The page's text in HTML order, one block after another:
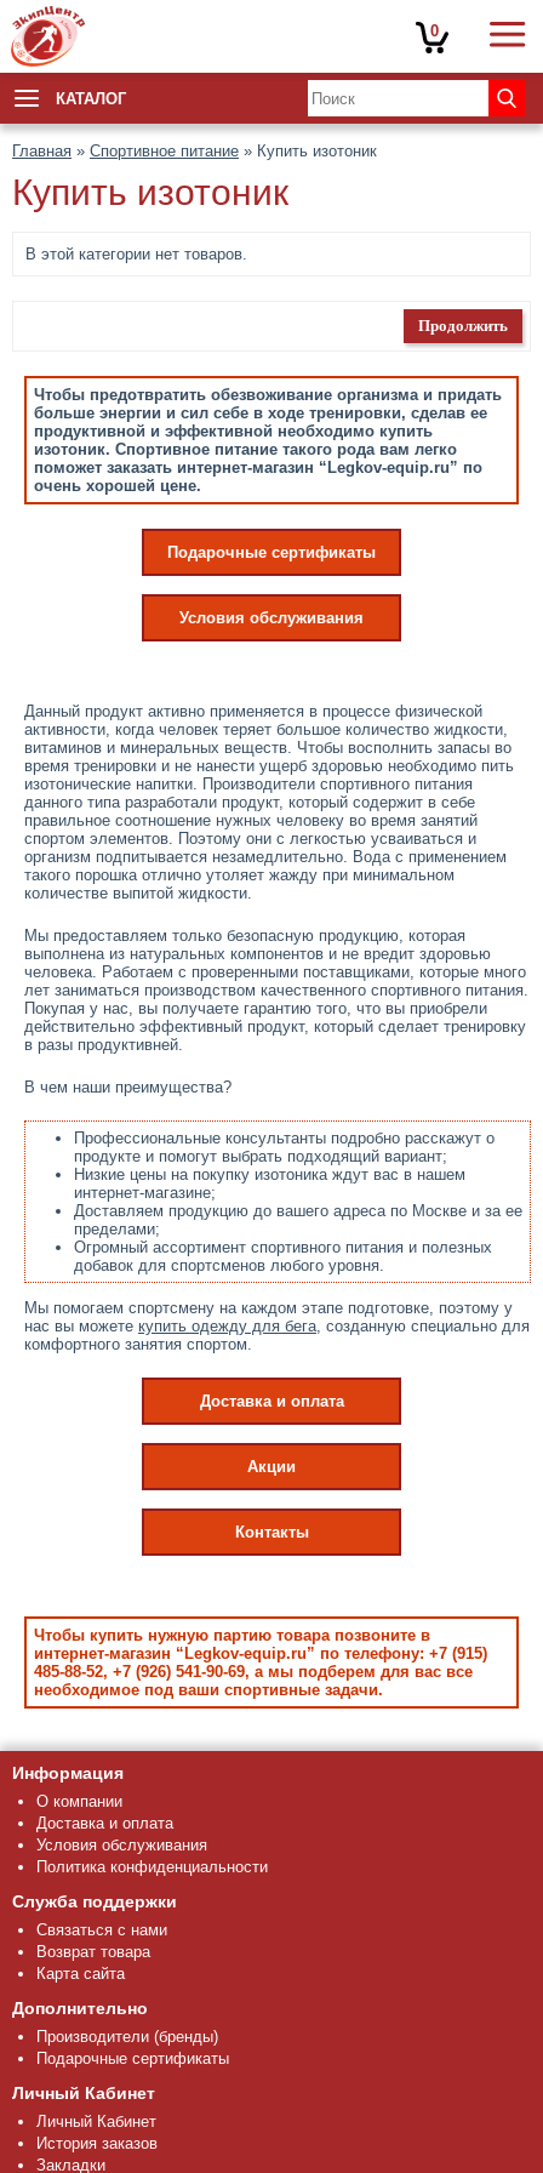
КАТАЛОГ
Главная » Спортивное питание » Купить изотоник
Купить изотоник
В этой категории нет товаров.
Продолжить
Чтобы предотвратить обезвоживание организма и придать
больше энергии и сил себе в ходе тренировки, сделав ее
продуктивной и эффективной необходимо купить
изотоник. Спортивное питание такого рода вам легко
поможет заказать интернет-магазин “Legkov-equip.ru” по
очень хорошей цене.
Подарочные сертификаты
Условия обслуживания
Данный продукт активно применяется в процессе физической
активности, когда человек теряет большое количество жидкости,
витаминов и минеральных веществ. Чтобы восполнить запасы во
время тренировки и не нанести ущерб здоровью необходимо пить
изотонические напитки. Производители спортивного питания
данного типа разработали продукт, который содержит в себе
правильное соотношение нужных человеку во время занятий
спортом элементов. Поэтому они с легкостью усваиваться и
организм подпитывается незамедлительно. Вода с применением
такого порошка отлично утоляет жажду при минимальном
количестве выпитой жидкости.
Мы предоставляем только безопасную продукцию, которая
выполнена из натуральных компонентов и не вредит здоровью
человека. Работаем с проверенными поставщиками, которые много
лет заниматься производством качественного спортивного питания.
Покупая у нас, вы получаете гарантию того, что вы приобрели
действительно эффективный продукт, который сделает тренировку
в разы продуктивней.
В чем наши преимущества?
Профессиональные консультанты подробно расскажут о
продукте и помогут выбрать подходящий вариант;
Низкие цены на покупку изотоника ждут вас в нашем
интернет-магазине;
Доставляем продукцию до вашего адреса по Москве и за ее
пределами;
Огромный ассортимент спортивного питания и полезных
добавок для спортсменов любого уровня.
Мы помогаем спортсмену на каждом этапе подготовке, поэтому у
нас вы можете купить одежду для бега, созданную специально для
комфортного занятия спортом.
Доставка и оплата
Акции
Контакты
Чтобы купить нужную партию товара позвоните в
интернет-магазин “Legkov-equip.ru” по телефону: +7 (915)
485-88-52, +7 (926) 541-90-69, а мы подберем для вас все
необходимое под ваши спортивные задачи.
Информация
О компании
Доставка и оплата
Условия обслуживания
Политика конфиденциальности
Служба поддержки
Связаться с нами
Возврат товара
Карта сайта
Дополнительно
Производители (бренды)
Подарочные сертификаты
Личный Кабинет
Личный Кабинет
История заказов
Закладки
0